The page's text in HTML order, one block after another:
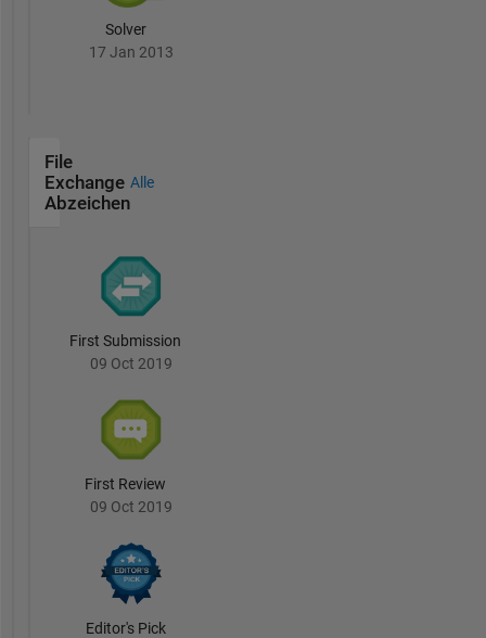
Solver
17 Jan 2013
File
Exchange
Abzeichen
Alle
First Submission
09 Oct 2019
First Review
09 Oct 2019
Editor's Pick